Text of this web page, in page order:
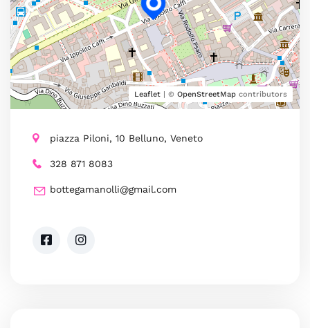
Leaflet | © OpenStreetMap contributors
piazza Piloni, 10 Belluno, Veneto
328 871 8083
bottegamanolli@gmail.com